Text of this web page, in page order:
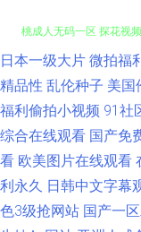
超踫色偷偷 久槽影院 91
桃成人无码一区 探花视
看 91传媒视频在线看
日本一级大片 微拍福
精品性 乱伦种子 美国
福利偷拍小视频 91社
综合在线观看 国产免
看 欧美图片在线观看
利永久 日韩中文字幕
色3级抢网站 国产一